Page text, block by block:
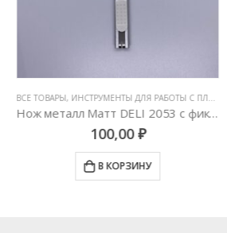
ЛЕЗВИЯ
,ИНСТРУМЕНТЫ ДЛЯ РАБОТЫ С ПЛЕНКАМИ , НОЖИ
Нож металл Матт DELI 2053 c фиксатором
₽
В КОРЗИНУ
ВСЕ